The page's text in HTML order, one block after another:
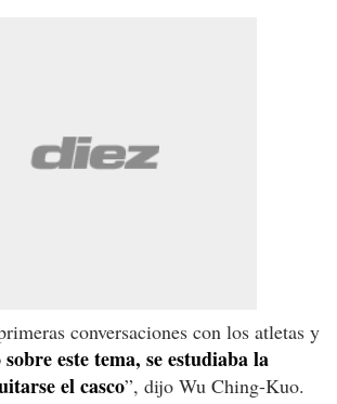
conversaciones con los atletas y
este tema, se estudiaba la
el casco”, dijo Wu Ching-Kuo.